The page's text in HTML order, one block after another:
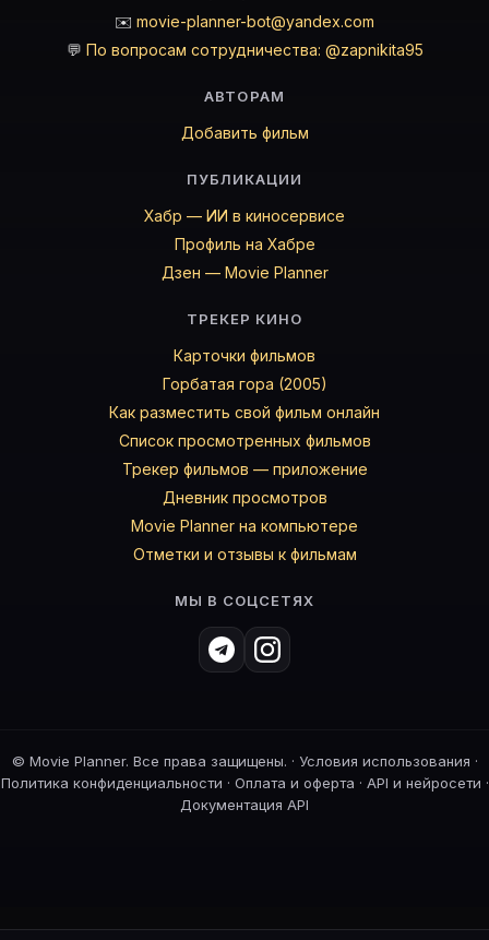
✉️ movie-planner-bot@yandex.com
💬 По вопросам сотрудничества: @zapnikita95
АВТОРАМ
Добавить фильм
ПУБЛИКАЦИИ
Хабр — ИИ в киносервисе
Профиль на Хабре
Дзен — Movie Planner
ТРЕКЕР КИНО
Карточки фильмов
Горбатая гора (2005)
Как разместить свой фильм онлайн
Список просмотренных фильмов
Трекер фильмов — приложение
Дневник просмотров
Movie Planner на компьютере
Отметки и отзывы к фильмам
МЫ В СОЦСЕТЯХ
© Movie Planner. Все права защищены. · Условия использования ·
Политика конфиденциальности · Оплата и оферта · API и нейросети ·
Документация API